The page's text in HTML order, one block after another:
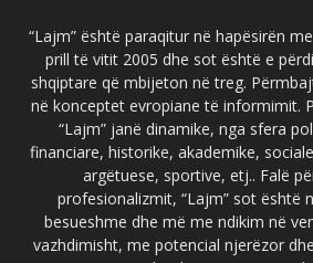
“Lajm” është paraqitur në hapësirën
prill të vitit 2005 dhe sot është e
shqiptare që mbijeton në treg.
në konceptet evropiane të informimit.
“Lajm” janë dinamike, nga sfera
financiare, historike, akademike,
argëtuese, sportive, etj.. Falë
profesionalizmit, “Lajm” sot është
besueshme dhe më me ndikim në
vazhdimisht, me potencial njerëzor